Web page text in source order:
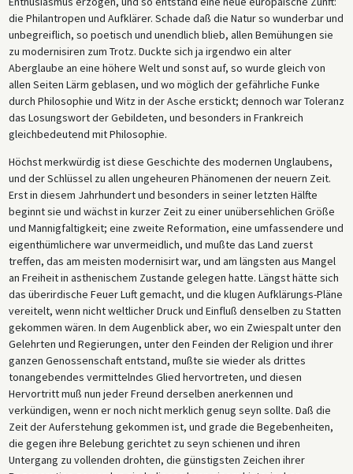
die Philantropen und Aufklärer. Schade daß die Natur so wunderbar und
unbegreiflich, so poetisch und unendlich blieb, allen Bemühungen sie
zu modernisiren zum Trotz. Duckte sich ja irgendwo ein alter
Aberglaube an eine höhere Welt und sonst auf, so wurde gleich von
allen Seiten Lärm geblasen, und wo möglich der gefährliche Funke
durch Philosophie und Witz in der Asche erstickt; dennoch war Toleranz
das Losungswort der Gebildeten, und besonders in Frankreich
gleichbedeutend mit Philosophie.
Höchst merkwürdig ist diese Geschichte des modernen Unglaubens,
und der Schlüssel zu allen ungeheuren Phänomenen der neuern Zeit.
Erst in diesem Jahrhundert und besonders in seiner letzten Hälfte
beginnt sie und wächst in kurzer Zeit zu einer unübersehlichen Größe
und Mannigfaltigkeit; eine zweite Reformation, eine umfassendere und
eigenthümlichere war unvermeidlich, und mußte das Land zuerst
treffen, das am meisten modernisirt war, und am längsten aus Mangel
an Freiheit in asthenischem Zustande gelegen hatte. Längst hätte sich
das überirdische Feuer Luft gemacht, und die klugen Aufklärungs-Pläne
vereitelt, wenn nicht weltlicher Druck und Einfluß denselben zu Statten
gekommen wären. In dem Augenblick aber, wo ein Zwiespalt unter den
Gelehrten und Regierungen, unter den Feinden der Religion und ihrer
ganzen Genossenschaft entstand, mußte sie wieder als drittes
tonangebendes vermittelndes Glied hervortreten, und diesen
Hervortritt muß nun jeder Freund derselben anerkennen und
verkündigen, wenn er noch nicht merklich genug seyn sollte. Daß die
Zeit der Auferstehung gekommen ist, und grade die Begebenheiten,
die gegen ihre Belebung gerichtet zu seyn schienen und ihren
Untergang zu vollenden drohten, die günstigsten Zeichen ihrer